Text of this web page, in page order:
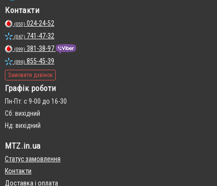
Контакти
(050) 024-24-52
(067) 741-47-32
(099) 381-38-97
(096) 855-45-39
Замовити дзвінок
Графік роботи
Пн-Пт: с 9-00 до 16-30
Сб: вихідний
Нд: вихідний
MTZ.in.ua
Статус замовлення
Контакти
Доставка і оплата